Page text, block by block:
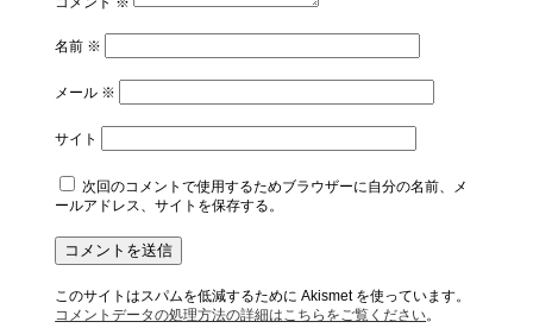
名前 ※
メール ※
サイト
次回のコメントで使用するためブラウザーに自分の名前、メ
ールアドレス、サイトを保存する。
このサイトはスパムを低減するために Akismet を使っています。
コメントデータの処理方法の詳細はこちらをご覧ください。